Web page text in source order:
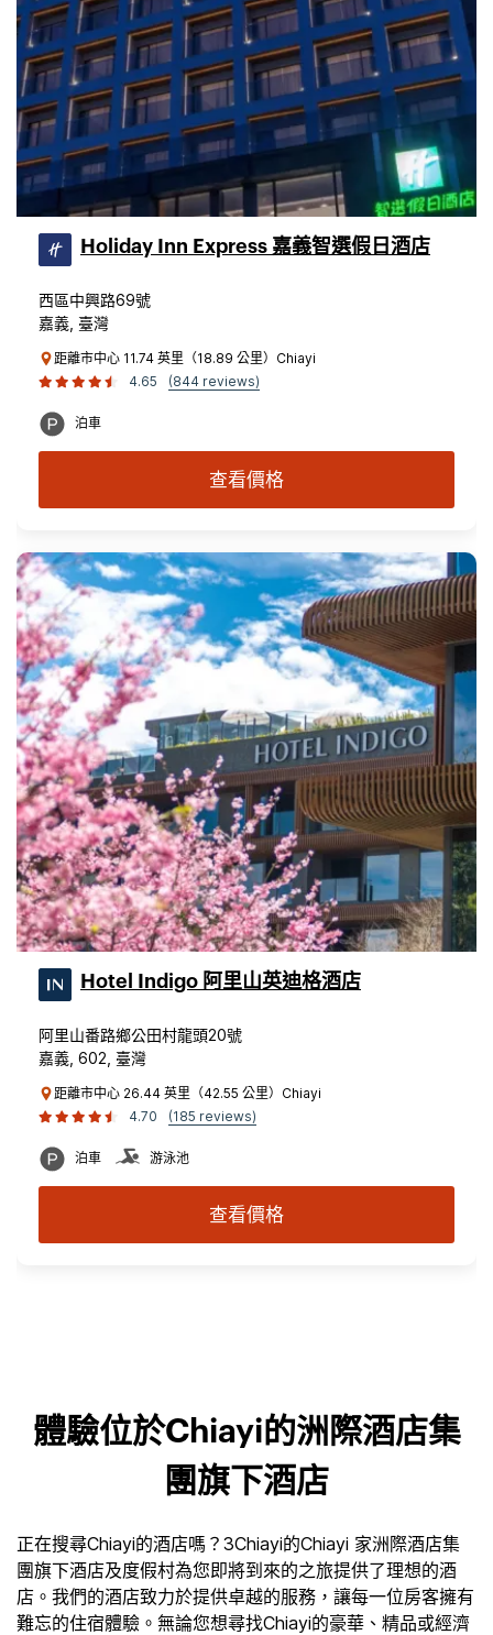
Holiday Inn Express 嘉義智選假日酒店
西區中興路69號
嘉義, 臺灣
距離市中心 11.74 英里（18.89 公里）Chiayi
4.65
(844 reviews)
泊車
查看價格
Hotel Indigo 阿里山英迪格酒店
阿里山番路鄉公田村龍頭20號
嘉義, 602, 臺灣
距離市中心 26.44 英里（42.55 公里）Chiayi
4.70
(185 reviews)
泊車 游泳池
查看價格
體驗位於Chiayi的洲際酒店集
團旗下酒店
正在搜尋Chiayi的酒店嗎？3Chiayi的Chiayi 家洲際酒店集
團旗下酒店及度假村為您即將到來的之旅提供了理想的酒
店。我們的酒店致力於提供卓越的服務，讓每一位房客擁有
難忘的住宿體驗。無論您想尋找Chiayi的豪華、精品或經濟